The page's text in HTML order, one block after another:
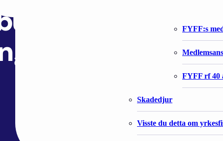
Riktlinjer för god praxis
Stöd till fiskerinäringen
Anvisningar
Fiskar och
Skadedjur
Visste du detta om
FYFF:s
FYFF rf 40
har